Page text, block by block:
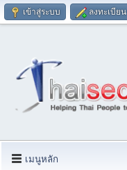
เข้าสู่ระบบ ลงทะเบียน
เมนูหลัก